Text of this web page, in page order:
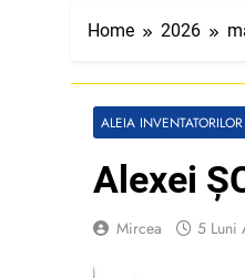
Home 2026
ALEIA
Alexei
Mircea 5 Luni